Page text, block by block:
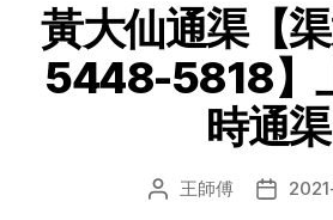
黃大仙通渠【
5448-5818】
時通渠
文 王師傅
发